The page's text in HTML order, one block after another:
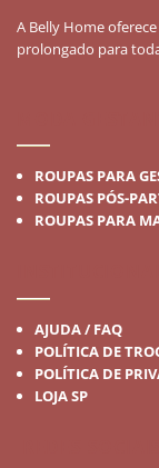
A Belly Home
prolongado para
ROUPAS PARA
ROUPAS PÓS-
ROUPAS PARA
AJUDA / FAQ
POLÍTICA DE
POLÍTICA DE
LOJA SP